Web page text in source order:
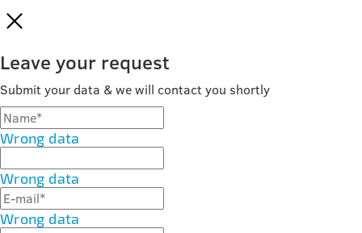
Leave your request
Submit your data & we will contact you shortly
Wrong data
Wrong data
Wrong data